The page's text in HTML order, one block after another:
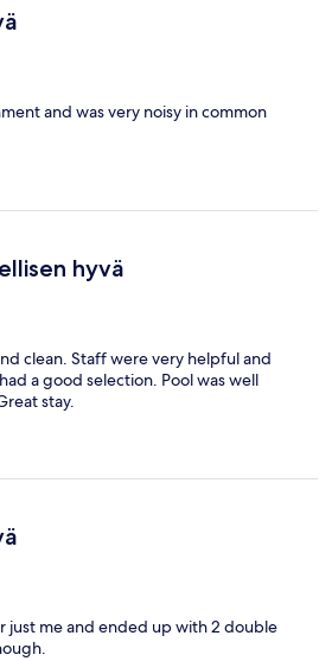
and was very noisy in common
hyvä
clean. Staff were very helpful and
a good selection. Pool was well
stay.
just me and ended up with 2 double